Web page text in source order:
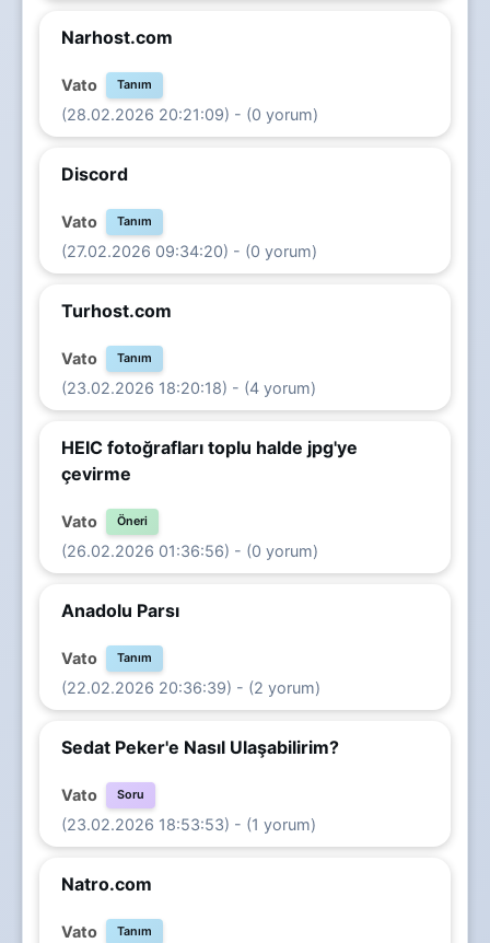
Narhost.com
Vato Tanım
(28.02.2026 20:21:09) - (0 yorum)
Discord
Vato Tanım
(27.02.2026 09:34:20) - (0 yorum)
Turhost.com
Vato Tanım
(23.02.2026 18:20:18) - (4 yorum)
HEIC fotoğrafları toplu halde jpg'ye
çevirme
Vato Öneri
(26.02.2026 01:36:56) - (0 yorum)
Anadolu Parsı
Vato Tanım
(22.02.2026 20:36:39) - (2 yorum)
Sedat Peker'e Nasıl Ulaşabilirim?
Vato Soru
(23.02.2026 18:53:53) - (1 yorum)
Natro.com
Vato Tanım